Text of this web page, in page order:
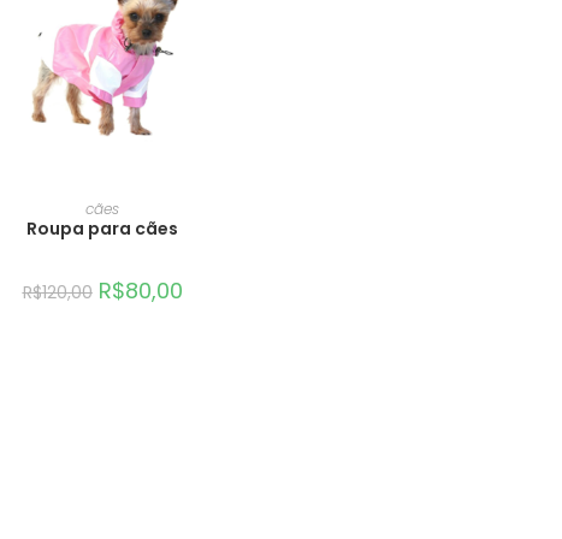
ADICIONAR AO CARRINHO
cães
Roupa para cães
R$120,00 R$80,00